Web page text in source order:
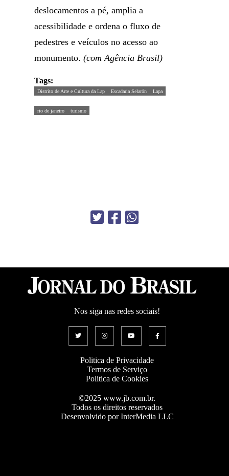
deslocamentos a pé, amplia a
acessibilidade e ordena o fluxo de
pedestres e veículos no acesso ao
monumento.(com Agência Brasil)
Tags:
Distrito de Arte e Cultura da Lap Escadaria Selarón Lapa
rio de janeiro turismo
Nos siga nas redes sociais!
Politica de Privacidade
Termos de Serviço
Politica de Cookies
©2025 www.jb.com.br.
Todos os direitos reservados
Desenvolvido por InterMedia LLC